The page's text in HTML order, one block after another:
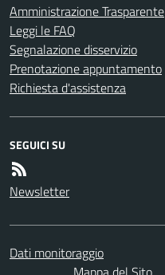
Amministrazione Trasparente
Leggi le FAQ
Segnalazione disservizio
Prenotazione appuntamento
Richiesta d'assistenza
SEGUICI SU
Newsletter
Dati monitoraggio